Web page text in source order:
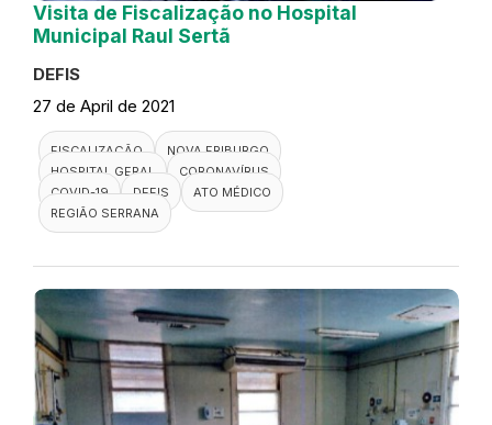
Visita de Fiscalização no Hospital
Municipal Raul Sertã
DEFIS
27 de April de 2021
FISCALIZAÇÃO
NOVA FRIBURGO
HOSPITAL GERAL
CORONAVÍRUS
COVID-19
DEFIS
ATO MÉDICO
REGIÃO SERRANA